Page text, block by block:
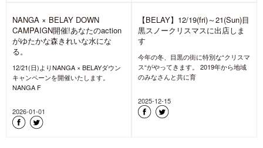
NANGA × BELAY DOWN
CAMPAIGN開催!あなたのaction
がゆたかな森きれいな水にな
る。
12/21(日)よりNANGA × BELAYダウン
キャンペーンを開催いたします。
2026-01-01
【BELAY】12/19(fri)～21(Sun)目
黒スノークリスマスに出店しま
す
今年の冬、目黒の街に特別な“クリスマ
ス“がやってきます。 2019年から地域
のみなさんと共に育
2025-12-15